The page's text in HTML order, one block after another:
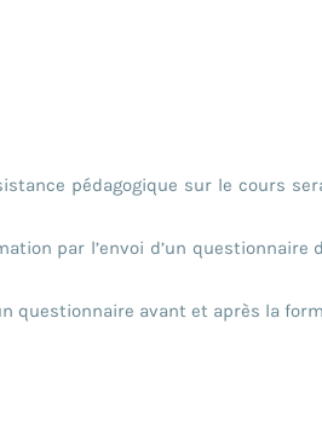
pédagogique sur le cours
par l’envoi d’un questionnaire
questionnaire avant et après la